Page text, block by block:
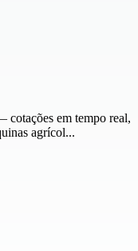
cotações em tempo real,
agrícol...